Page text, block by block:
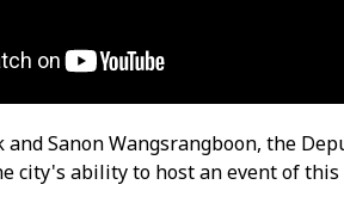
Sanon Wangsrangboon, the
city's ability to host an event of